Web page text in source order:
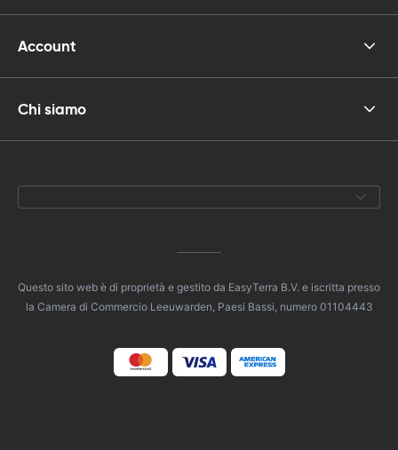
Account
Chi siamo
Questo sito web è di proprietà e gestito da EasyTerra B.V. e iscritta presso
la Camera di Commercio Leeuwarden, Paesi Bassi, numero 01104443